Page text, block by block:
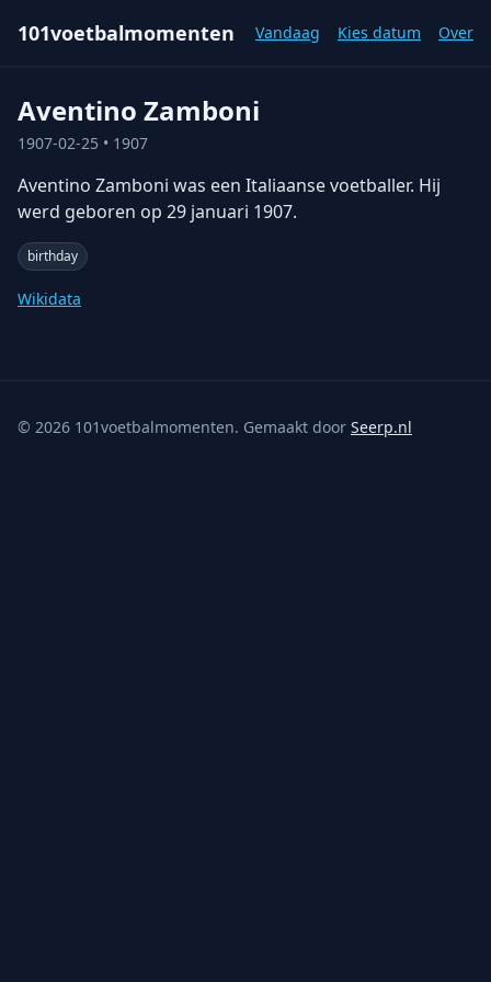
101voetbalmomenten Vandaag Kies datum Over
Aventino Zamboni
1907-02-25 • 1907
Aventino Zamboni was een Italiaanse voetballer. Hij
werd geboren op 29 januari 1907.
birthday
Wikidata
© 2026 101voetbalmomenten. Gemaakt door Seerp.nl